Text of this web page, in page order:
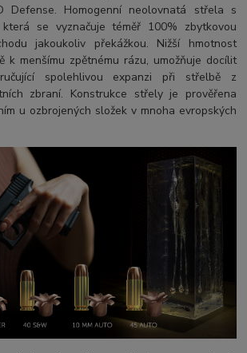
Defense. Homogenní neolovnatá střela s
která se vyznačuje téměř 100% zbytkovou
jakoukoliv překážkou. Nižší hmotnost
k menšímu zpětnému rázu, umožňuje docílit
spolehlivou expanzi při střelbě z
zbraní. Konstrukce střely je prověřena
u ozbrojených složek v mnoha evropských